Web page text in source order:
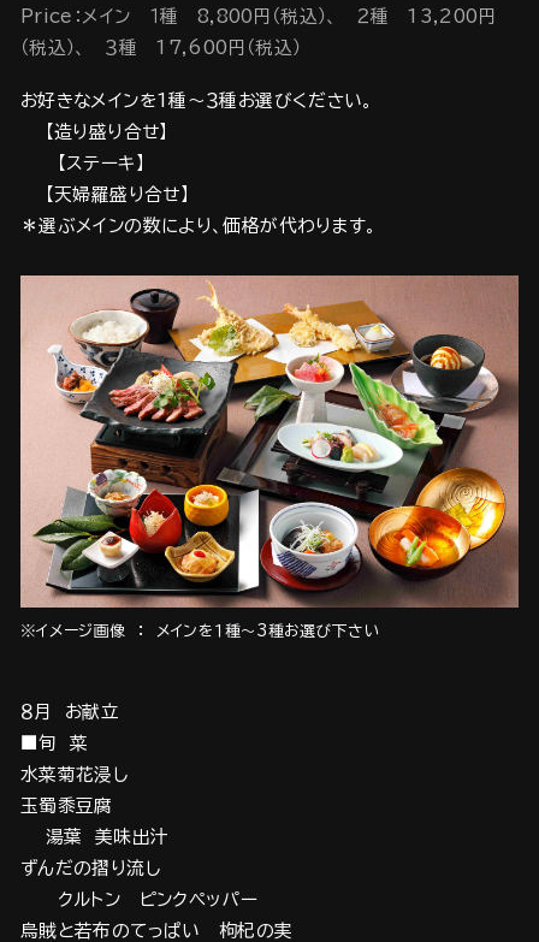
Price：メイン １種 8,800円（税込）、 ２種 13,200円
（税込）、 ３種 17,600円（税込）
お好きなメインを1種～３種お選びください。
【造り盛り合せ】
【ステーキ】
【天婦羅盛り合せ】
＊選ぶメインの数により、価格が代わります。
※イメージ画像 ： メインを１種～3種お選び下さい
８月 お献立
■旬 菜
水菜菊花浸し
玉蜀黍豆腐
湯葉 美味出汁
ずんだの摺り流し
クルトン ピンクペッパー
烏賊と若布のてっぱい 枸杞の実